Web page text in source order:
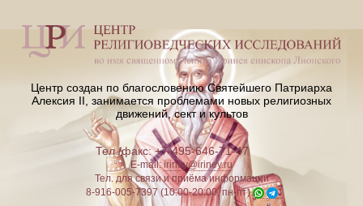
Центр создан по благословению Святейшего Патриарха
Алексия II, занимается проблемами новых религиозных
движений, сект и культов
Тел./факс: +7-495-646-71-47
E-mail:iriney@iriney.ru
Тел. для связи и приёма информации
8-916-005-7397 (10:00-20:00, пн-пт)